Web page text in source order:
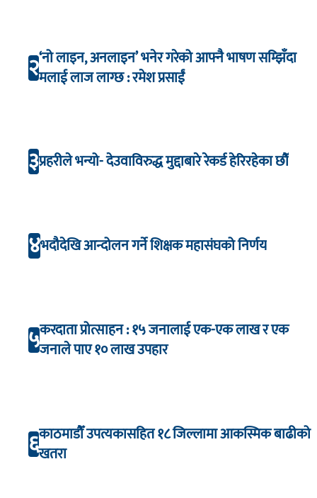
२‘नो लाइन, अनलाइन’ भनेर गरेको आफ्नै भाषण सम्झिँदा
मलाई लाज लाग्छ : रमेश प्रसाईं
३प्रहरीले भन्यो- देउवाविरुद्ध मुद्दाबारे रेकर्ड हेरिरहेका छौँ
४भदौदेखि आन्दोलन गर्ने शिक्षक महासंघको निर्णय
५करदाता प्रोत्साहन : १५ जनालाई एक-एक लाख र एक
जनाले पाए १० लाख उपहार
६काठमाडौँ उपत्यकासहित १८ जिल्लामा आकस्मिक बाढीको
खतरा